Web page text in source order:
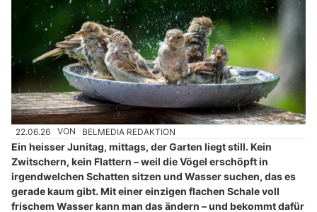
22.06.26 VON BELMEDIA REDAKTION
Ein heisser Junitag, mittags, der Garten liegt still. Kein
Zwitschern, kein Flattern – weil die Vögel erschöpft in
irgendwelchen Schatten sitzen und Wasser suchen, das es
gerade kaum gibt. Mit einer einzigen flachen Schale voll
frischem Wasser kann man das ändern – und bekommt dafür